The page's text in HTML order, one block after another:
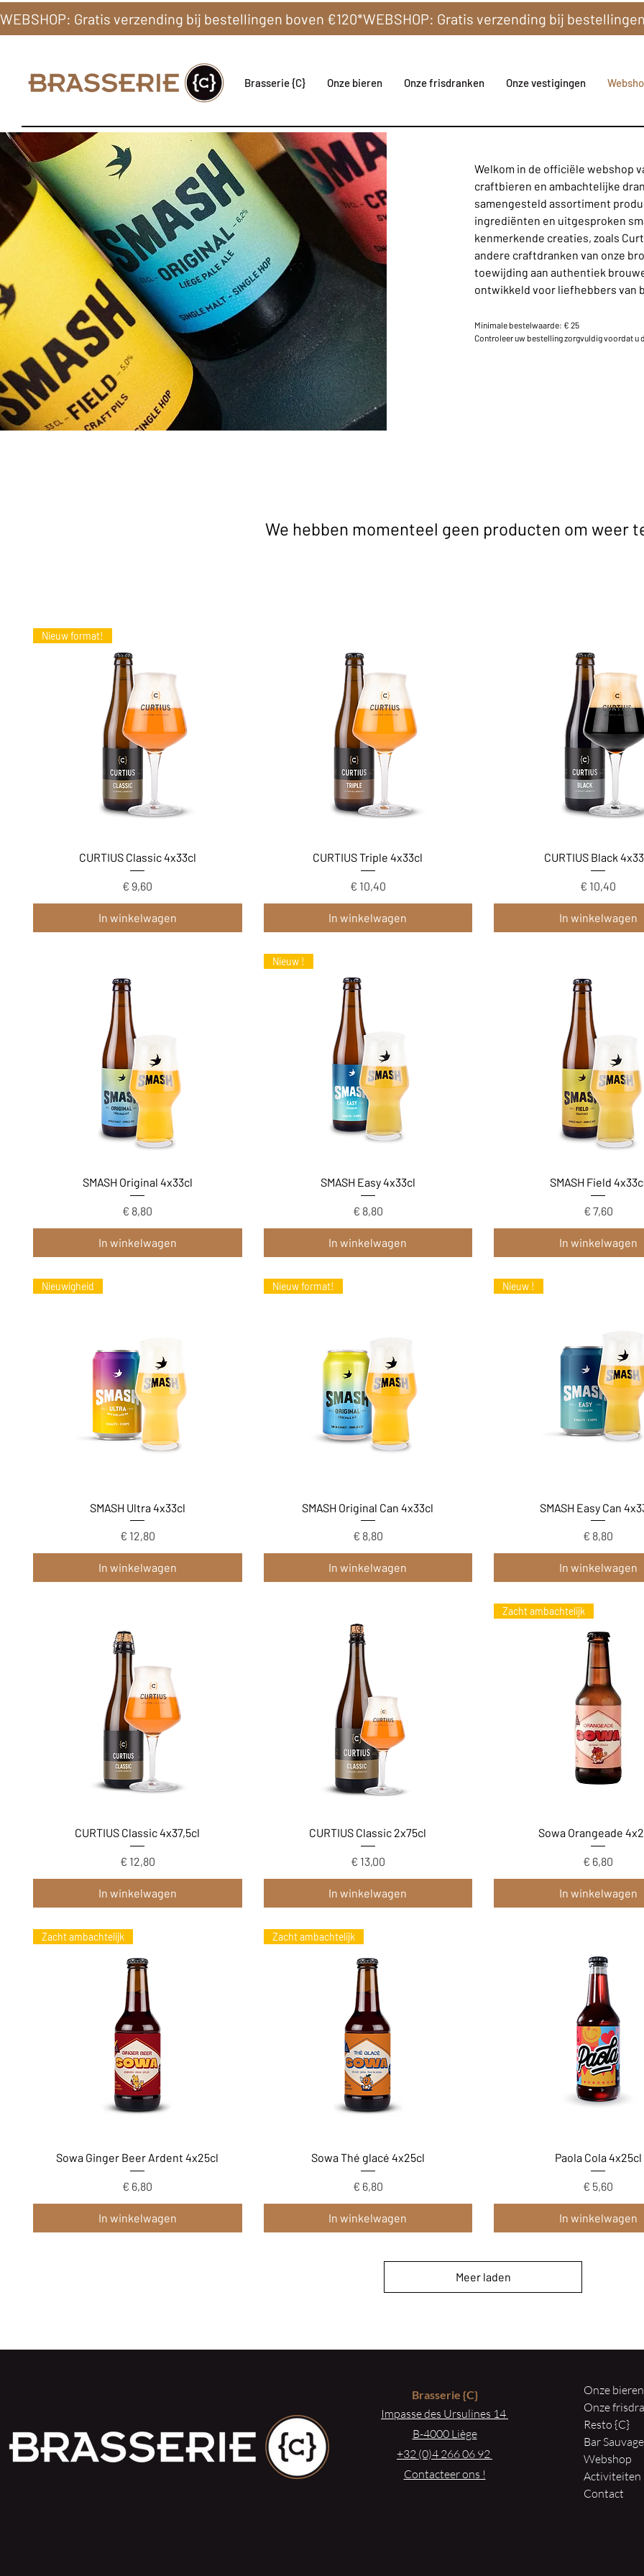
Brasserie {C} Onze bieren Onze frisdranken Onze vestigingen
Welkom in de officiële webshop
craftbieren en ambachtelijke
samengesteld assortiment
ingrediënten en uitgesproken
kenmerkende creaties, zoals
andere craftdranken van onze
toewijding aan authentiek
ontwikkeld voor liefhebbers van
Minimale bestelwaarde: € 25
Controleer uw bestelling zorgvuldig voordat u
We hebben momenteel geen producten om weer
Snel overzicht
Nieuw format!
CURTIUS Classic 4x33cl
Prijs
€ 9,60
In winkelwagen
Snel overzicht
CURTIUS Triple 4x33cl
Prijs
€ 10,40
In winkelwagen
Snel overzicht
CURTIUS Black
Prijs
€ 10,40
In winkelwagen
Snel overzicht
SMASH Original 4x33cl
Prijs
€ 8,80
In winkelwagen
Snel overzicht
Nieuw !
SMASH Easy 4x33cl
Prijs
€ 8,80
In winkelwagen
Snel overzicht
SMASH Field
Prijs
€ 7,60
In winkelwagen
Snel overzicht
Nieuwigheid
SMASH Ultra 4x33cl
Prijs
€ 12,80
In winkelwagen
Snel overzicht
Nieuw format!
SMASH Original Can 4x33cl
Prijs
€ 8,80
In winkelwagen
Snel overzicht
Nieuw !
SMASH Easy Can
Prijs
€ 8,80
In winkelwagen
Snel overzicht
CURTIUS Classic 4x37,5cl
Prijs
€ 12,80
In winkelwagen
Snel overzicht
CURTIUS Classic 2x75cl
Prijs
€ 13,00
In winkelwagen
Snel overzicht
Zacht ambachtelijk
Sowa Orangeade
Prijs
€ 6,80
In winkelwagen
Snel overzicht
Zacht ambachtelijk
Sowa Ginger Beer Ardent 4x25cl
Prijs
€ 6,80
In winkelwagen
Snel overzicht
Zacht ambachtelijk
Sowa Thé glacé 4x25cl
Prijs
€ 6,80
In winkelwagen
Snel overzicht
Paola Cola 4x25cl
Prijs
€ 5,60
In winkelwagen
Meer laden
Brasserie{C}
Impasse des Ursulines 14
B-4000 Liège
+32 (0)4 266 06 92
Contacteer ons !
Onze bieren
Onze
Resto {C}
Bar Sauvage
Webshop
Activiteiten
Contact